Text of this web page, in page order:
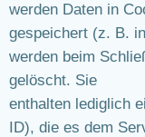
werden Daten in
gespeichert (z. B.
werden beim
gelöscht. Sie
enthalten lediglich
ID), die es dem